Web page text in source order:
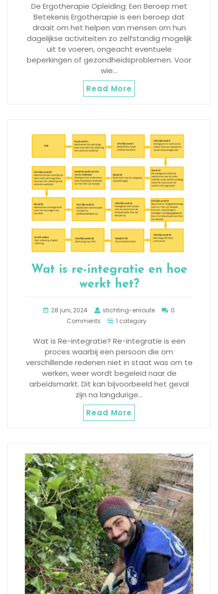
De Ergotherapie Opleiding: Een Beroep met
Betekenis Ergotherapie is een beroep dat
draait om het helpen van mensen om hun
dagelijkse activiteiten zo zelfstandig mogelijk
uit te voeren, ongeacht eventuele
beperkingen of gezondheidsproblemen. Voor
wie…
Read More
Wat is re-integratie en hoe
werkt het?
28 juni, 2024 stichting-enroute
0
Comments
1 category
Wat is Re-integratie? Re-integratie is een
proces waarbij een persoon die om
verschillende redenen niet in staat was om te
werken, weer wordt begeleid naar de
arbeidsmarkt. Dit kan bijvoorbeeld het geval
zijn na langdurige…
Read More